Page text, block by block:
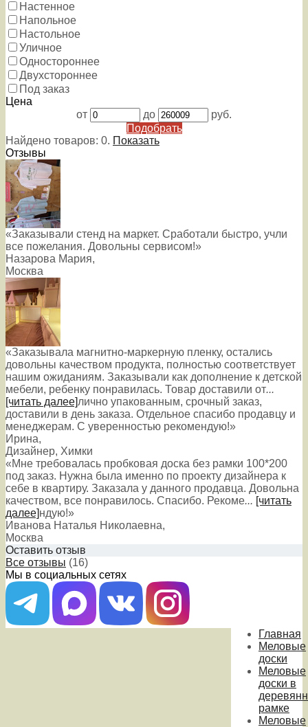
Настенное
Напольное
Настольное
Уличное
Одностороннее
Двухстороннее
Под заказ
Цена
от
до
руб.
Подобрать
Найдено товаров: 0. Показать
Отзывы
«Заказывали стенд на маркет. Сработали быстро, учли
все пожелания. Довольны сервисом!»
Назарова Мария,
Москва
«Заказывала магнитно-маркерную пленку, остались
довольны качеством продукта, полностью соответствует
нашим ожиданиям. Заказывали как дополнение к детской
мебели, ребенку понравилась. Товар доставили от...
[читать далее]лично упакованным, срочный заказ,
доставили в день заказа. Отдельное спасибо продавцу и
менеджерам. С уверенностью рекомендую!»
Ирина,
Дизайнер, Химки
«Мне требовалась пробковая доска без рамки 100*200
под заказ. Нужна была именно по проекту дизайнера к
себе в квартиру. Заказала у данного продавца. Довольна
качеством, все понравилось. Спасибо. Рекоме... [читать
далее]ндую!»
Иванова Наталья Николаевна,
Москва
Оставить отзыв
Все отзывы (16)
Мы в социальных сетях
Главная
Меловые
доски
Меловые
доски в
рамке
Меловые